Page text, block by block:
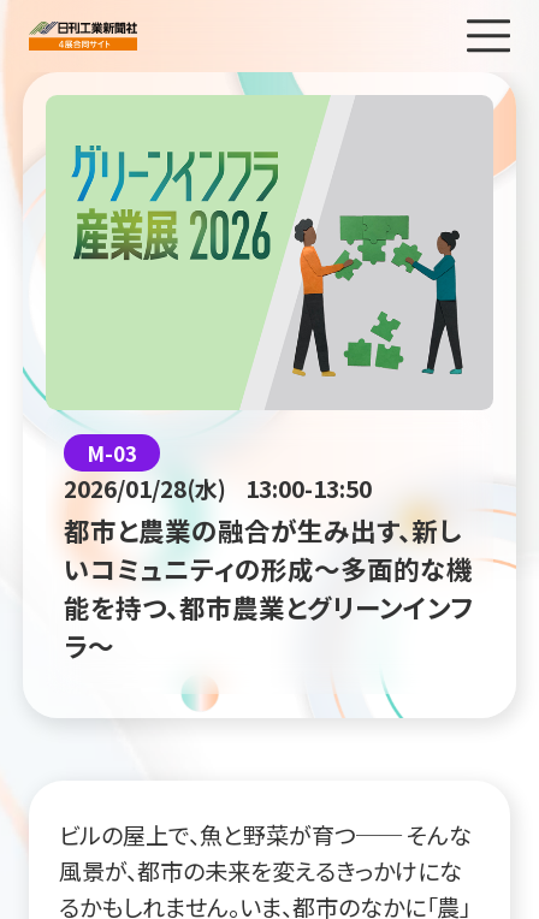
M-03
2026/01/28(水) 13:00-13:50
都市と農業の融合が生み出す、新し
いコミュニティの形成～多面的な機
能を持つ、都市農業とグリーンインフ
ラ～
ビルの屋上で、魚と野菜が育つ── そんな
風景が、都市の未来を変えるきっかけにな
るかもしれません。いま、都市のなかに「農」